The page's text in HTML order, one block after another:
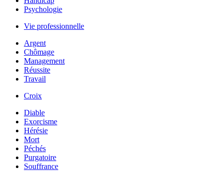
Psychologie
Vie professionnelle
Argent
Chômage
Management
Réussite
Travail
Croix
Diable
Exorcisme
Hérésie
Mort
Péchés
Purgatoire
Souffrance